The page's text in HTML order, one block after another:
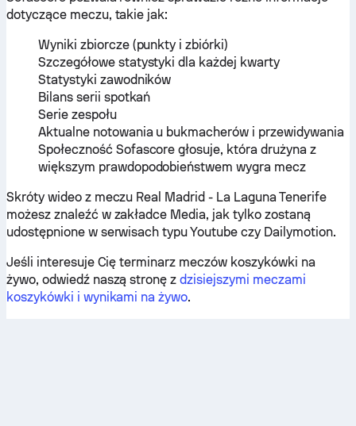
dotyczące meczu, takie jak:
Wyniki zbiorcze (punkty i zbiórki)
Szczegółowe statystyki dla każdej kwarty
Statystyki zawodników
Bilans serii spotkań
Serie zespołu
Aktualne notowania u bukmacherów i przewidywania
Społeczność Sofascore głosuje, która drużyna z
większym prawdopodobieństwem wygra mecz
Skróty wideo z meczu Real Madrid - La Laguna Tenerife
możesz znaleźć w zakładce Media, jak tylko zostaną
udostępnione w serwisach typu Youtube czy Dailymotion.
Jeśli interesuje Cię terminarz meczów koszykówki na
żywo, odwiedź naszą stronę zdzisiejszymi meczami
koszykówki i wynikami na żywo.